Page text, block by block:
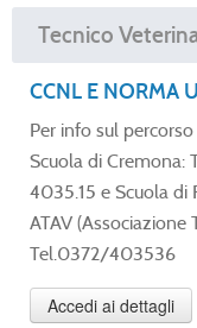
Tecnico
CCNL E NORMA
Per info sul
Scuola di Cremona:
4035.15 e Scuola di
ATAV (Associazione
Tel.0372/403536
Accedi ai dettagli